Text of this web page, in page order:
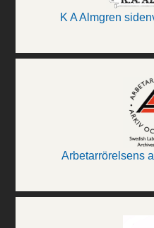
K A Almgren
Arbetarrörelsens